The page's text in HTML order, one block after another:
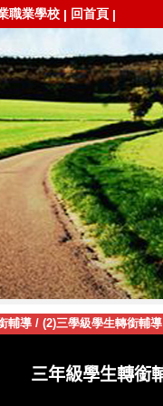
職業學校 | 回首頁 |
輔導/ (2)三學級學生轉銜輔導